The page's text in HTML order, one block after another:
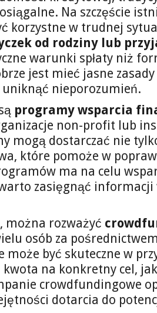
Na szczęście
korzystne w trudnej
od rodziny lub
warunki spłaty niż
jest mieć jasne
uniknąć nieporozumień.
programy wsparcia
non-profit lub
mogą dostarczać nie
które pomoże w
ma na celu
zasięgnąć
można rozważyć
osób za
może być skuteczne w
na konkretny cel,
crowdfundingowe
dotarcia do